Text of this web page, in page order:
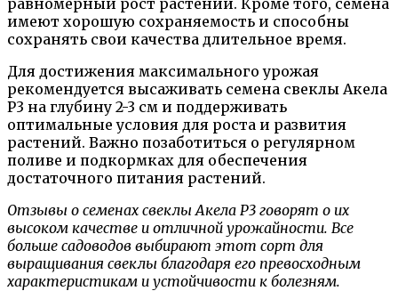
имеют хорошую сохраняемость и способны
сохранять свои качества длительное время.
Для достижения максимального урожая
рекомендуется высаживать семена свеклы Акела
Р3 на глубину 2-3 см и поддерживать
оптимальные условия для роста и развития
растений. Важно позаботиться о регулярном
поливе и подкормках для обеспечения
достаточного питания растений.
Отзывы о семенах свеклы Акела Р3 говорят о их
высоком качестве и отличной урожайности. Все
больше садоводов выбирают этот сорт для
выращивания свеклы благодаря его превосходным
характеристикам и устойчивости к болезням.